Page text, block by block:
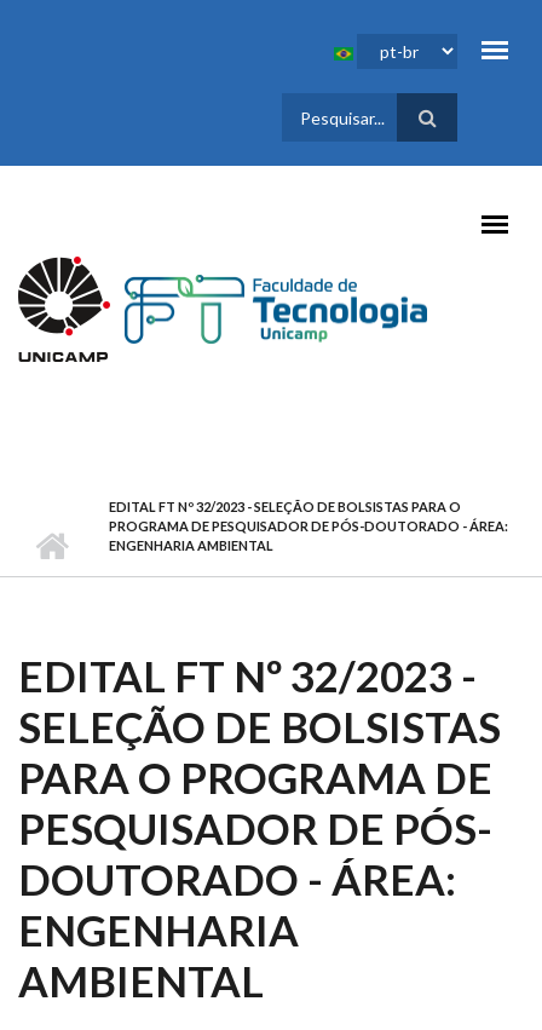
FORMULÁRIO
DE BUSCA
EDITAL FT Nº 32/2023 - SELEÇÃO DE BOLSISTAS PARA O
PROGRAMA DE PESQUISADOR DE PÓS-DOUTORADO - ÁREA:
ENGENHARIA AMBIENTAL
EDITAL FT Nº 32/2023 -
SELEÇÃO DE BOLSISTAS
PARA O PROGRAMA DE
PESQUISADOR DE PÓS-
DOUTORADO - ÁREA:
ENGENHARIA
AMBIENTAL